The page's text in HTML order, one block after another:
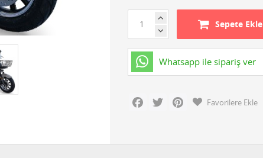
Sepete Ekle
Whatsapp ile sipariş ver
Facebook
Twitter PinterestFavorilere Ekle